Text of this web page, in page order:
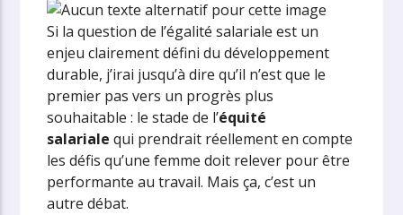
Si la question de l’égalité salariale est un
enjeu clairement défini du développement
durable, j’irai jusqu’à dire qu’il n’est que le
premier pas vers un progrès plus
souhaitable : le stade de l’équité
salarialequi prendrait réellement en compte
les défis qu’une femme doit relever pour être
performante au travail. Mais ça, c’est un
autre débat.